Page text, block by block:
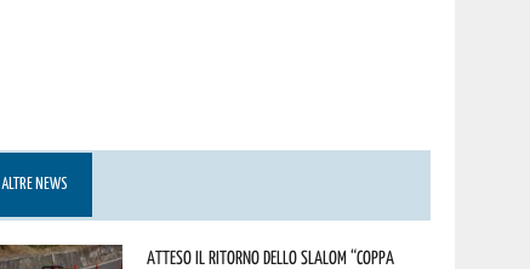
ALTRE NEWS
Atteso il ritorno dello slalom “Coppa